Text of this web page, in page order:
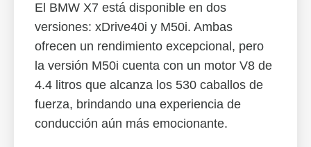
El BMW X7 está disponible en dos
versiones: xDrive40i y M50i. Ambas
ofrecen un rendimiento excepcional, pero
la versión M50i cuenta con un motor V8 de
4.4 litros que alcanza los 530 caballos de
fuerza, brindando una experiencia de
conducción aún más emocionante.